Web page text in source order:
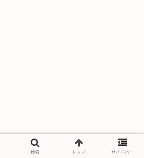
検索 トップ サイドバー